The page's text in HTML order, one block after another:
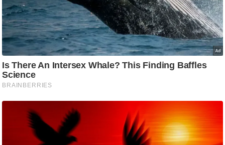
ल
फि
ट
ने
स
मं
त्रा
रि